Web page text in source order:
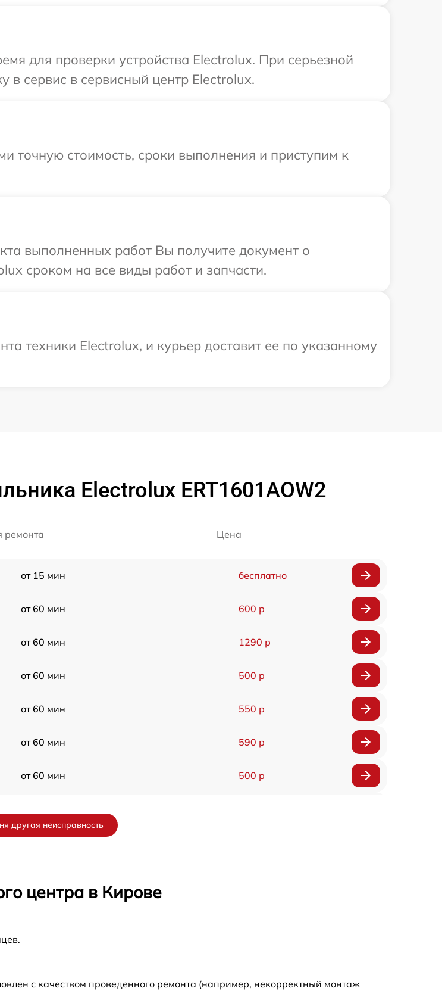
для проверки устройства Electrolux. При серьезной
в сервис в сервисный центр Electrolux.
точную стоимость, сроки выполнения и приступим к
выполненных работ Вы получите документ о
сроком на все виды работ и запчасти.
техники Electrolux, и курьер доставит ее по указанному
Electrolux ERT1601AOW2
ремонта Цена
от 15 мин бесплатно
от 60 мин 600 р
от 60 мин 1290 р
от 60 мин 500 р
от 60 мин 550 р
от 60 мин 590 р
от 60 мин 500 р
другая неисправность
центра в Кирове
с качеством проведенного ремонта (например, некорректный монтаж